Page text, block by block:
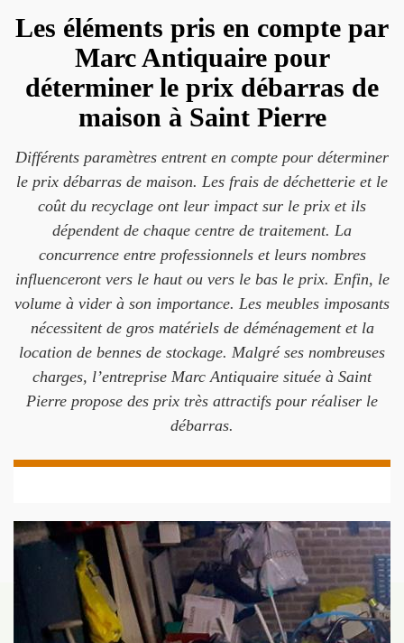
Les éléments pris en compte par
Marc Antiquaire pour
déterminer le prix débarras de
maison à Saint Pierre
Différents paramètres entrent en compte pour déterminer
le prix débarras de maison. Les frais de déchetterie et le
coût du recyclage ont leur impact sur le prix et ils
dépendent de chaque centre de traitement. La
concurrence entre professionnels et leurs nombres
influenceront vers le haut ou vers le bas le prix. Enfin, le
volume à vider à son importance. Les meubles imposants
nécessitent de gros matériels de déménagement et la
location de bennes de stockage. Malgré ses nombreuses
charges, l’entreprise Marc Antiquaire située à Saint
Pierre propose des prix très attractifs pour réaliser le
débarras.